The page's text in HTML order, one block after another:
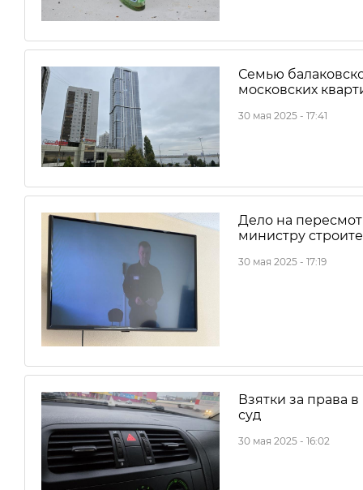
Семью
московских
30 мая 2025 - 17:41
Дело на
министру
30 мая 2025 - 17:19
Взятки за права
суд
30 мая 2025 - 16:02